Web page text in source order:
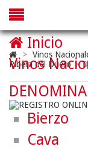
> Vinos
Ribera del Duero >
Inicio
Vinos
Bierzo
Cava